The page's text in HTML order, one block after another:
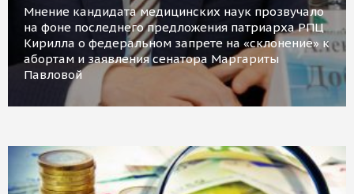
Мнение кандидата медицинских наук прозвучало
на фоне последнего предложения патриарха РПЦ
Кирилла о федеральном запрете на «склонение» к
абортам и заявления сенатора Маргариты
Павловой